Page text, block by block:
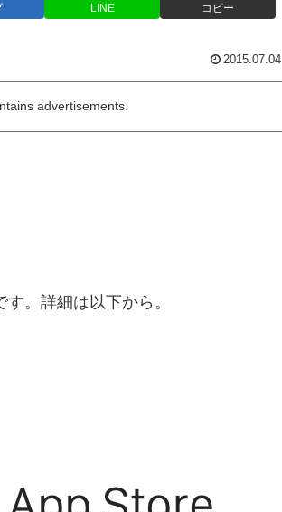
LINE コピー
2015.07.04
advertisements.
。詳細は以下から。